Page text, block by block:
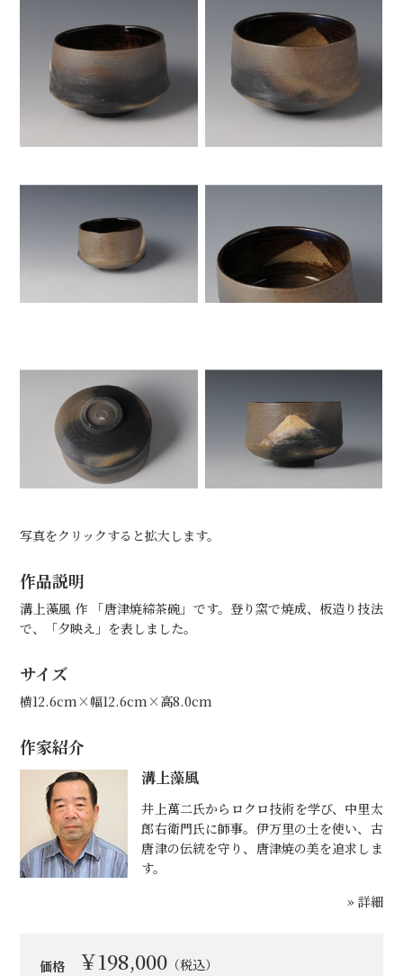
写真をクリックすると拡大します。
作品説明
溝上藻風 作 「唐津焼締茶碗」です。登り窯で焼成、板造り技法
で、「夕映え」を表しました。
サイズ
横12.6cm×幅12.6cm×高8.0cm
作家紹介
溝上藻風
井上萬二氏からロクロ技術を学び、中里太
郎右衛門氏に師事。伊万里の土を使い、古
唐津の伝統を守り、唐津焼の美を追求しま
す。
» 詳細
価格 ￥198,000 （税込）